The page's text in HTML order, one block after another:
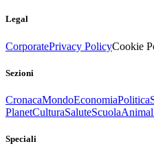
Legal
CorporatePrivacy PolicyCookie
Sezioni
CronacaMondoEconomiaPolitica
PlanetCulturaSaluteScuola
Speciali